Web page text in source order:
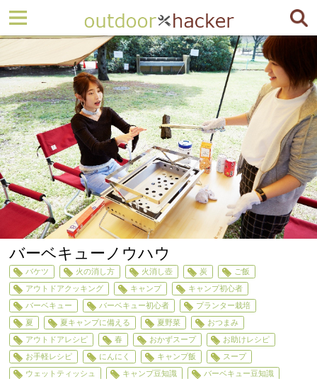
バーベキューノウハウ
バケツ 火の消し方 火消し壺 炭
ご飯
アウトドアクッキング
キャンプ
キャンプ初心者
バーベキュー
バーベキュー初心者
プランター栽培
夏
夏キャンプに備える 夏野菜
おつまみ
アウトドアレシピ
春 おかずスープ
お助けレシピ
お手軽レシピ
にんにく キャンプ飯
スープ
ウェットティッシュ
キャンプ豆知識
バーベキュー豆知識